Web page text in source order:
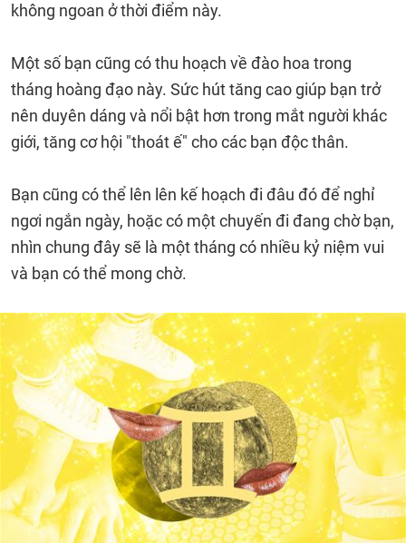
không ngoan ở thời điểm này.
Một số bạn cũng có thu hoạch về đào hoa trong
tháng hoàng đạo này. Sức hút tăng cao giúp bạn trở
nên duyên dáng và nổi bật hơn trong mắt người khác
giới, tăng cơ hội "thoát ế" cho các bạn độc thân.
Bạn cũng có thể lên lên kế hoạch đi đâu đó để nghỉ
ngơi ngắn ngày, hoặc có một chuyến đi đang chờ bạn,
nhìn chung đây sẽ là một tháng có nhiều kỷ niệm vui
và bạn có thể mong chờ.